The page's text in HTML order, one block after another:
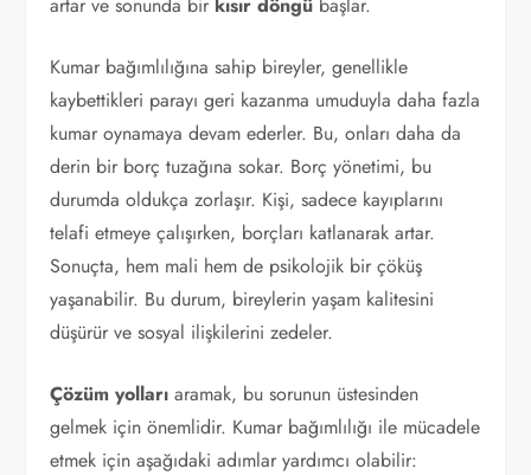
Kumar bağımlılığına sahip bireyler, genellikle
kaybettikleri parayı geri kazanma umuduyla daha fazla
kumar oynamaya devam ederler. Bu, onları daha da
derin bir borç tuzağına sokar. Borç yönetimi, bu
durumda oldukça zorlaşır. Kişi, sadece kayıplarını
telafi etmeye çalışırken, borçları katlanarak artar.
Sonuçta, hem mali hem de psikolojik bir çöküş
yaşanabilir. Bu durum, bireylerin yaşam kalitesini
düşürür ve sosyal ilişkilerini zedeler.
Çözüm yolları aramak, bu sorunun üstesinden
gelmek için önemlidir. Kumar bağımlılığı ile mücadele
etmek için aşağıdaki adımlar yardımcı olabilir: